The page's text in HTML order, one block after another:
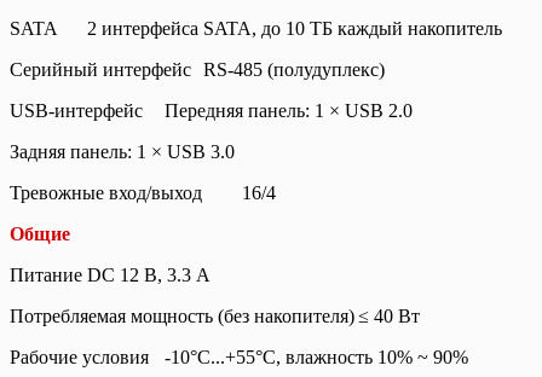
SATA
2 интерфейса SATA, до 10 TБ каждый накопитель
Серийный интерфейс RS-485 (полудуплекс)
USB-интерфейс
Передняя панель: 1 × USB 2.0
Задняя панель: 1 × USB 3.0
Тревожные вход/выход
16/4
Общие
Питание DC 12 В, 3.3 A
Потребляемая мощность (без накопителя)≤ 40 Вт
Рабочие условия
-10°C...+55°C, влажность 10% ~ 90%